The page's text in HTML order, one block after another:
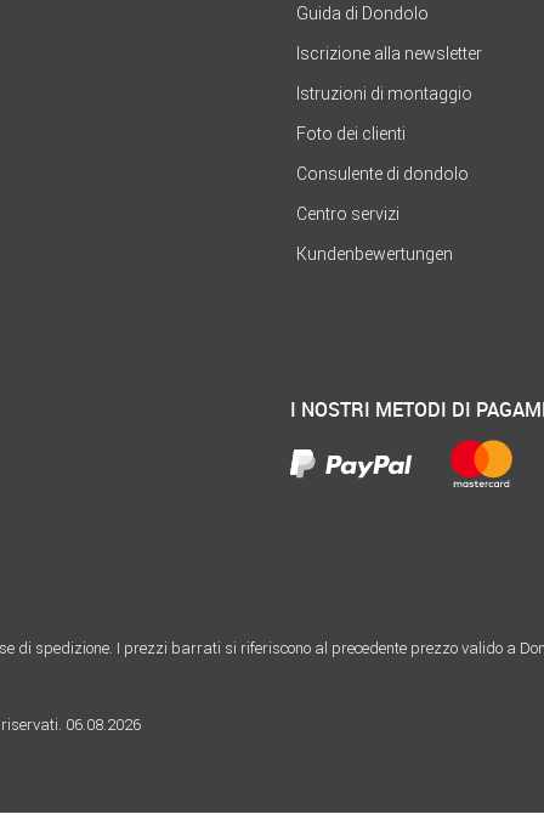
Guida di Dondolo
Iscrizione alla newsletter
Istruzioni di montaggio
Foto dei clienti
Consulente di dondolo
Centro servizi
Kundenbewertungen
I NOSTRI METODI DI
di spedizione. I prezzi barrati si riferiscono al precedente prezzo valido a
06.08.2026